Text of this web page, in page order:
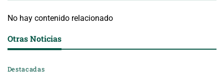
No hay contenido relacionado
Otras Noticias
Destacadas